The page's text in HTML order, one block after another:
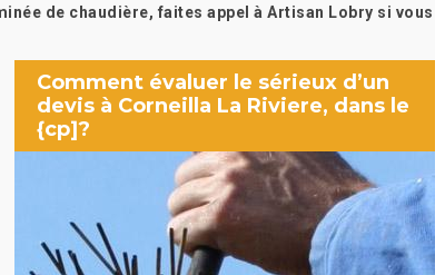
de chaudière, faites appel à Artisan Lobry si vous
Comment évaluer le sérieux d’un
devis à Corneilla La Riviere, dans le
{cp]?